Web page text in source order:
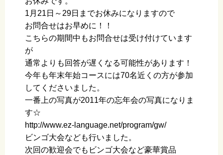
1月21日～29日までお休みになりますので
お問合せはお早めに！！
こちらの期間中もお問合せは受け付けています
が
通常よりも回答が遅くなる可能性があります！
今年も年末年始コースには70名近くの方が参加
してくださいました。
一番上の写真が2011年の忘年会の写真になりま
す☆
http://www.ez-language.net/program/gw/
ビンゴ大会なども行いました。
次回の歓迎会でもビンゴ大会など豪華賞品